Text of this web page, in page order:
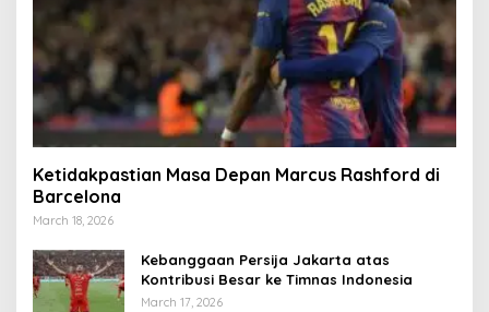
Ketidakpastian Masa Depan Marcus Rashford di
Barcelona
March 18, 2026
Kebanggaan Persija Jakarta atas
Kontribusi Besar ke Timnas Indonesia
March 17, 2026